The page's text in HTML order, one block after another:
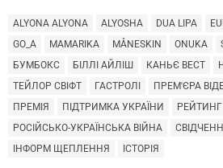
ALYONA ALYONA ALYOSHA DUA LIPA
GO_A
MAMARIKA MÅNESKIN ONUKA
БУМБОКС
БІЛЛІ АЙЛІШ КАНЬЄ ВЕСТ
ТЕЙЛОР СВІФТ
ГАСТРОЛІ ПРЕМ'ЄРА
ПРЕМІЯ
ПІДТРИМКА УКРАЇНИ
РЕЙТИНГ
РОСІЙСЬКО-УКРАЇНСЬКА ВІЙНА
ІНФОРМ ЩЕПЛЕННЯ
ІСТОРІЯ